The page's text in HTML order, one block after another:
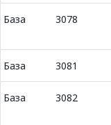
База 3078
База 3081
База 3082